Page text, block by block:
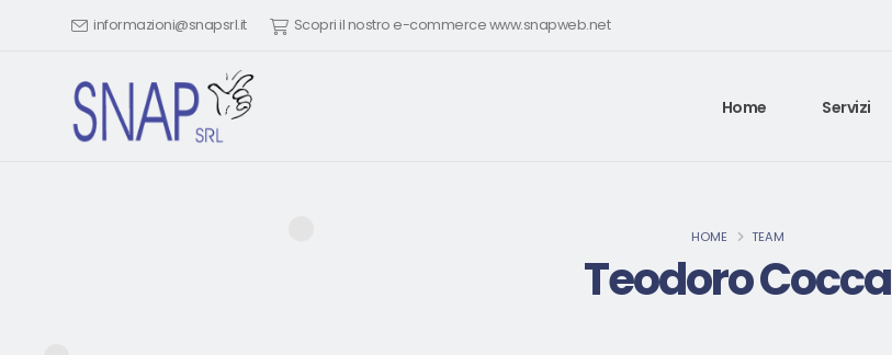
informazioni@snapsrl.it Scopri il nostro e-commerce www.snapweb.net
Home Servizi
HOME TEAM
Teodoro Cocca